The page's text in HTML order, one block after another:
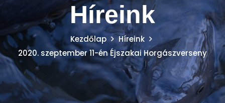
Híreink
Kezdőlap
Híreink
2020. szeptember 11-én Éjszakai Horgászverseny